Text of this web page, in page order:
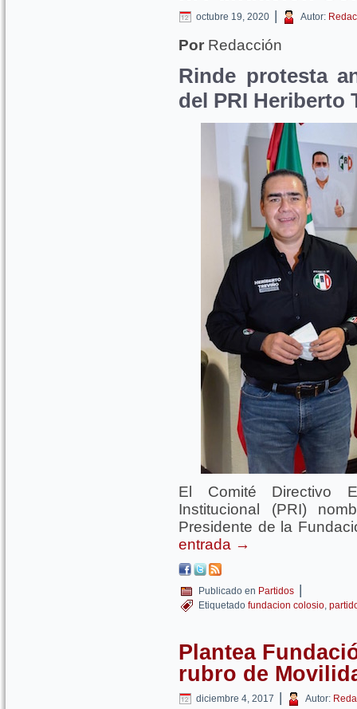
octubre 19, 2020 | Autor:
Por Redacción
Rinde protesta
del PRI Heriberto
El Comité Directivo
Institucional (PRI)
Presidente de la
entrada →
Publicado en Partidos |
Etiquetado fundacion colosio,
Plantea
rubro de
diciembre 4, 2017 | Autor: